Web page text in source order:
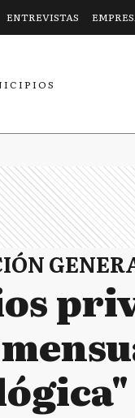
ENTREVISTAS